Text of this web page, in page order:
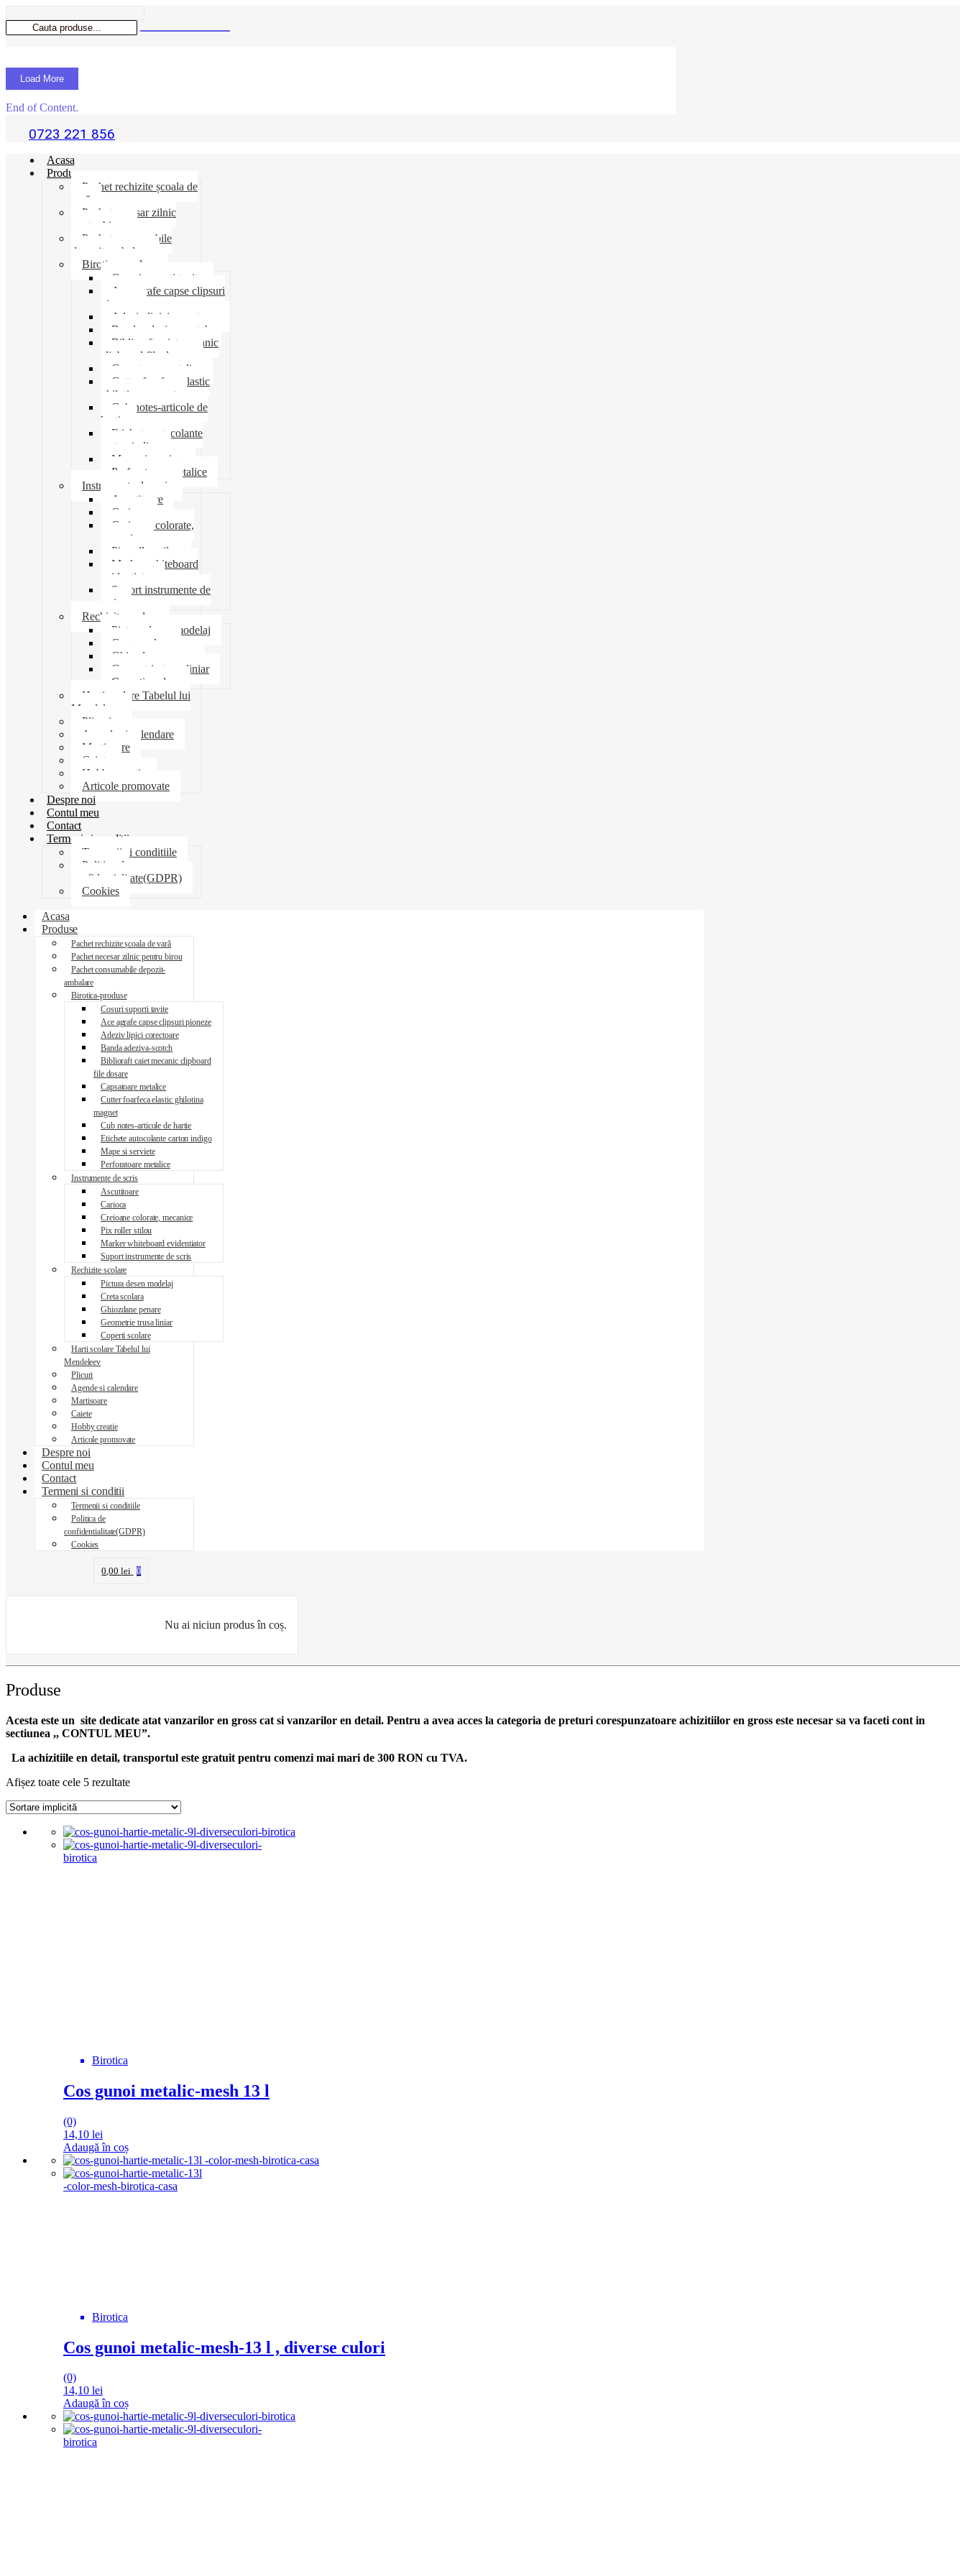
Load More
End of Content.
0723 221 856
Acasa
Produse
Pachet rechizite școala de
vară
Pachet necesar zilnic
pentru birou
Pachet consumabile
depozit-ambalare
Birotica-produse
Cosuri suporti tavite
Ace agrafe capse clipsuri
pioneze
Adeziv lipici corectoare
Banda adeziva-scotch
Biblioraft caiet mecanic
clipboard file dosare
Capsatoare metalice
Cutter foarfeca elastic
ghilotina magnet
Cub notes-articole de
hartie
Etichete autocolante
carton indigo
Mape si serviete
Perforatoare metalice
Instrumente de scris
Ascutitoare
Carioca
Creioane colorate,
mecanice
Pix roller stilou
Marker whiteboard
evidentiator
Suport instrumente de
scris
Rechizite scolare
Pictura desen modelaj
Creta scolara
Ghiozdane penare
Geometrie trusa liniar
Coperti scolare
Harti scolare Tabelul lui
Mendeleev
Plicuri
Agende si calendare
Martisoare
Caiete
Hobby creatie
Articole promovate
Despre noi
Contul meu
Contact
Termeni si conditii
Termenii si conditiile
Politica de
confidentialitate(GDPR)
Cookies
Acasa
Produse
Pachet rechizite școala de vară
Pachet necesar zilnic pentru birou
Pachet consumabile depozit-
ambalare
Birotica-produse
Cosuri suporti tavite
Ace agrafe capse clipsuri pioneze
Adeziv lipici corectoare
Banda adeziva-scotch
Biblioraft caiet mecanic clipboard
file dosare
Capsatoare metalice
Cutter foarfeca elastic ghilotina
magnet
Cub notes-articole de hartie
Etichete autocolante carton indigo
Mape si serviete
Perforatoare metalice
Instrumente de scris
Ascutitoare
Carioca
Creioane colorate, mecanice
Pix roller stilou
Marker whiteboard evidentiator
Suport instrumente de scris
Rechizite scolare
Pictura desen modelaj
Creta scolara
Ghiozdane penare
Geometrie trusa liniar
Coperti scolare
Harti scolare Tabelul lui
Mendeleev
Plicuri
Agende si calendare
Martisoare
Caiete
Hobby creatie
Articole promovate
Despre noi
Contul meu
Contact
Termeni si conditii
Termenii si conditiile
Politica de
confidentialitate(GDPR)
Cookies
0,00lei 0
Nu ai niciun produs în coș.
Produse
Acesta este un site dedicate atat vanzarilor en gross cat si vanzarilor en detail. Pentru a avea acces la categoria de preturi corespunzatoare achizitiilor en gross este necesar sa va faceti cont in
sectiunea ,, CONTUL MEU”.
La achizitiile en detail, transportul este gratuit pentru comenzi mai mari de 300 RON cu TVA.
Afișez toate cele 5 rezultate
Birotica
Cos gunoi metalic-mesh 13 l
(0)
14,10 lei
Adaugă în coș
Birotica
Cos gunoi metalic-mesh-13 l , diverse culori
(0)
14,10 lei
Adaugă în coș